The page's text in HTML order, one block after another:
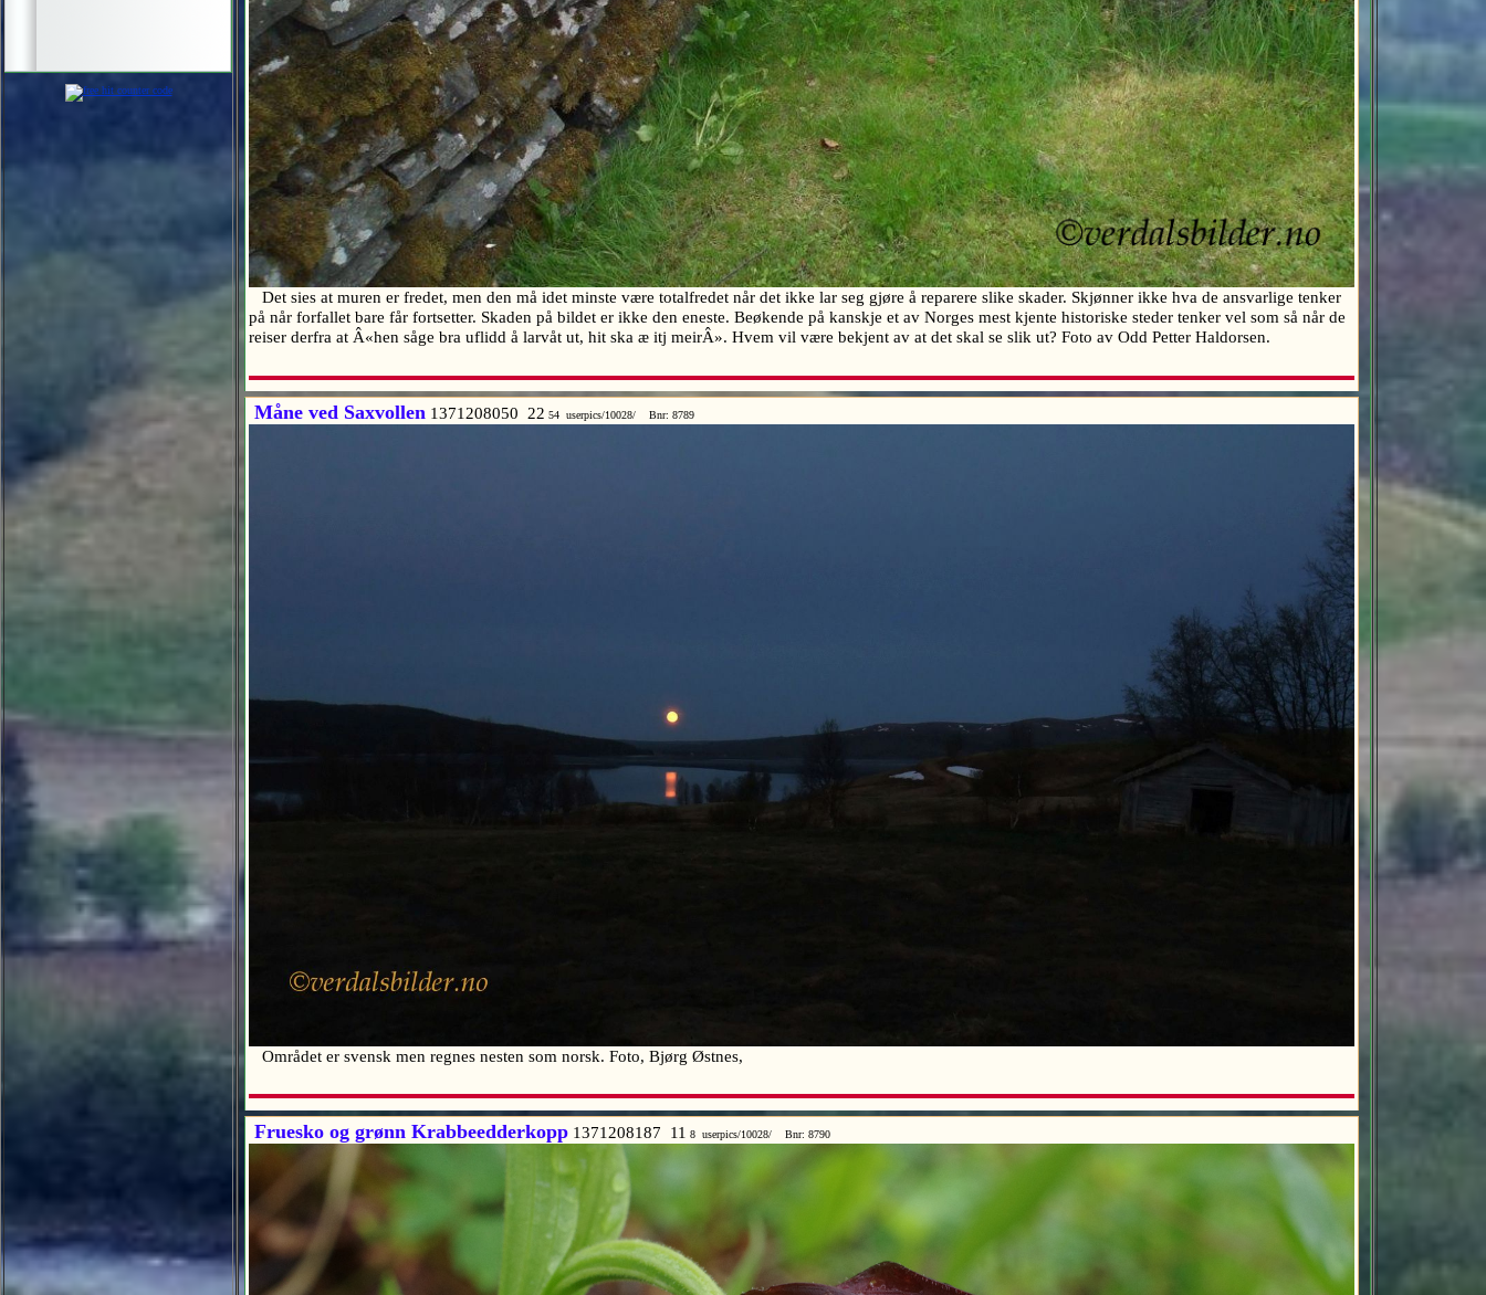
Det sies at muren er fredet, men den må idet minste være totalfredet når det ikke lar seg gjøre å reparere slike skader. Skjønner ikke hva de ansvarlige tenker
på når forfallet bare får fortsetter. Skaden på bildet er ikke den eneste. Beøkende på kanskje et av Norges mest kjente historiske steder tenker vel som så når de
reiser derfra at Â«hen såge bra uflidd å larvåt ut, hit ska æ itj meirÂ». Hvem vil være bekjent av at det skal se slik ut? Foto av Odd Petter Haldorsen.
Måne ved Saxvollen 1371208050 22 54 userpics/10028/ Bnr: 8789
Området er svensk men regnes nesten som norsk. Foto, Bjørg Østnes,
Fruesko og grønn Krabbeedderkopp 1371208187 11 8 userpics/10028/ Bnr: 8790